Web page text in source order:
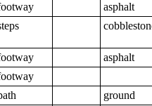
asphalt
asphalt
ground